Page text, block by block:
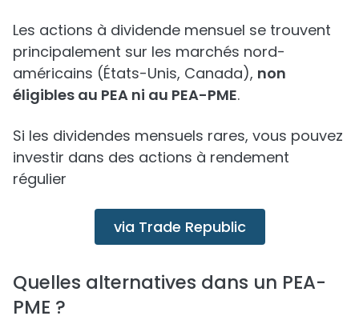
Les actions à dividende mensuel se trouvent
principalement sur les marchés nord-
américains (États-Unis, Canada), non
éligibles au PEA ni au PEA-PME.
Si les dividendes mensuels rares, vous pouvez
investir dans des actions à rendement
régulier
via Trade Republic
Quelles alternatives dans un PEA-
PME ?